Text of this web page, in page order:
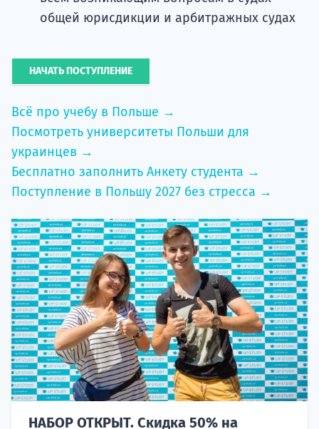
общей юрисдикции и арбитражных судах
НАЧАТЬ ПОСТУПЛЕНИЕ
Всё про учебу в Польше →
Посмотреть университеты Польши для
украинцев →
Бесплатно заполнить Анкету студента →
Поступление в Польшу 2027 без стресса →
НАБОР ОТКРЫТ. Скидка 50% на